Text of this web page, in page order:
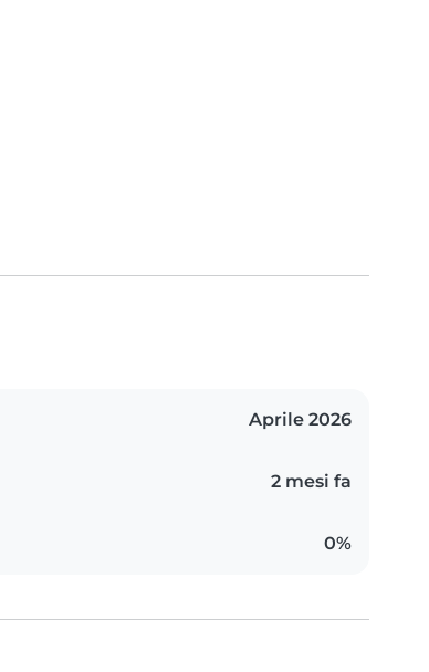
Aprile 2026
2 mesi fa
0%